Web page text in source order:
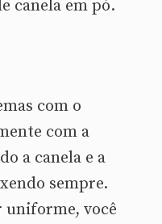
canela em pó.
com o
com a
a canela e a
sempre.
uniforme, você